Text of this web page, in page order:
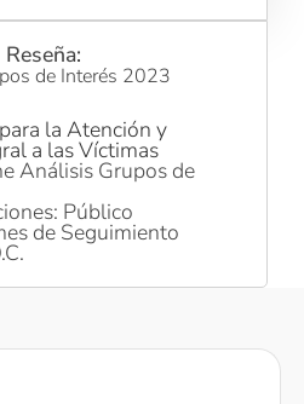
Reseña:
de Interés 2023
la Atención y
a las Víctimas
Análisis Grupos de
Público
de Seguimiento